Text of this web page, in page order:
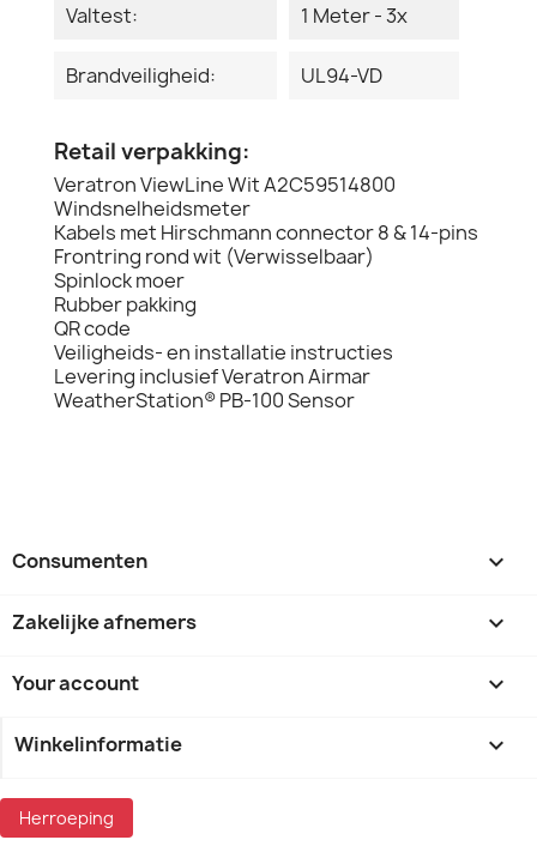
Valtest: 1 Meter - 3x
Brandveiligheid: UL94-VD
Retail verpakking:
Veratron ViewLine Wit A2C59514800
Windsnelheidsmeter
Kabels met Hirschmann connector 8 & 14-pins
Frontring rond wit (Verwisselbaar)
Spinlock moer
Rubber pakking
QR code
Veiligheids- en installatie instructies
Levering inclusief Veratron Airmar
WeatherStation® PB-100 Sensor
Consumenten 
Zakelijke afnemers 
Your account 
Winkelinformatie keyboard_arrow_down
Herroeping